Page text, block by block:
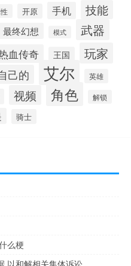
开原 手机
技能
最终幻想 模式 武器
血传奇 王国 玩家
己的 艾尔 英雄
视频 角色 解锁
骑士
么梗
以和解相关集体诉讼